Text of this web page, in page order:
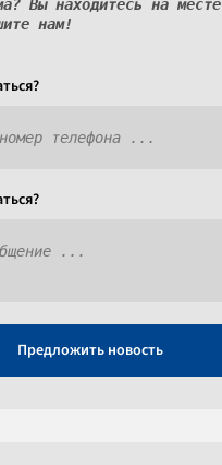
Вы находитесь на месте
нам!
Предложить новость